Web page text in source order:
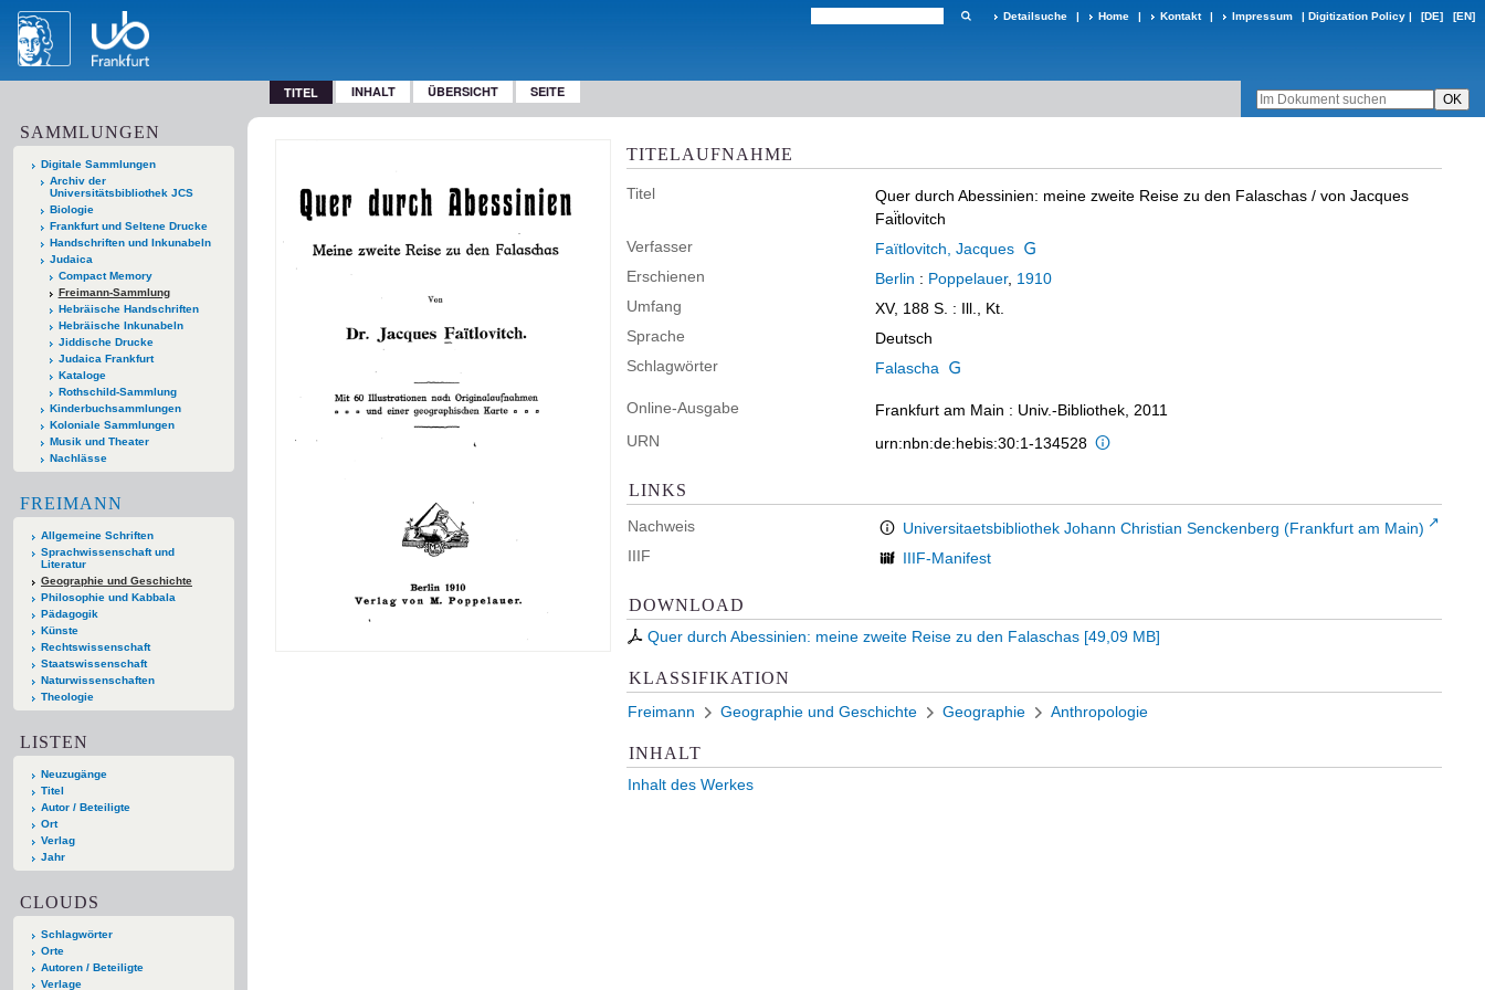
Detailsuche | Home | Kontakt | Impressum | Digitization Policy | [DE] [EN]
TITEL INHALT ÜBERSICHT SEITE
SAMMLUNGEN
Digitale Sammlungen
Archiv der
Universitätsbibliothek JCS
Biologie
Frankfurt und Seltene Drucke
Handschriften und Inkunabeln
Judaica
Compact Memory
Freimann-Sammlung
Hebräische Handschriften
Hebräische Inkunabeln
Jiddische Drucke
Judaica Frankfurt
Kataloge
Rothschild-Sammlung
Kinderbuchsammlungen
Koloniale Sammlungen
Musik und Theater
Nachlässe
FREIMANN
Allgemeine Schriften
Sprachwissenschaft und
Literatur
Geographie und Geschichte
Philosophie und Kabbala
Pädagogik
Künste
Rechtswissenschaft
Staatswissenschaft
Naturwissenschaften
Theologie
LISTEN
Neuzugänge
Titel
Autor / Beteiligte
Ort
Verlag
Jahr
CLOUDS
Schlagwörter
Orte
Autoren / Beteiligte
Verlage
TITELAUFNAHME
Titel Quer durch Abessinien: meine zweite Reise zu den Falaschas / von Jacques
Fai͏̈tlovitch
Verfasser
Faïtlovitch, Jacques
Erschienen
Berlin : Poppelauer, 1910
Umfang
XV, 188 S. : Ill., Kt.
Sprache
Deutsch
Schlagwörter
Falascha
Online-Ausgabe
Frankfurt am Main : Univ.-Bibliothek, 2011
URN
urn:nbn:de:hebis:30:1-134528
LINKS
Nachweis
Universitaetsbibliothek Johann Christian Senckenberg (Frankfurt am Main)
IIIF
IIIF-Manifest
DOWNLOAD
Quer durch Abessinien: meine zweite Reise zu den Falaschas [49,09 MB]
KLASSIFIKATION
Freimann Geographie und Geschichte Geographie Anthropologie
INHALT
Inhalt des Werkes